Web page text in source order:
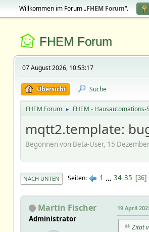
Willkommen im Forum „FHEM Forum“.
FHEM Forum
07 August 2026, 10:53:17
Übersicht Suche
FHEM Forum ► FHEM - Hausautomations-
mqtt2.template:
Begonnen von Beta-User, 15
NACH UNTEN Seiten 1 ... 34 35 36
Martin Fischer
Administrator
19 April
Zitat